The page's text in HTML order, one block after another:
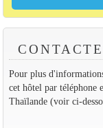
Pour plus
cet hôtel par téléphone
Thaïlande (voir ci-